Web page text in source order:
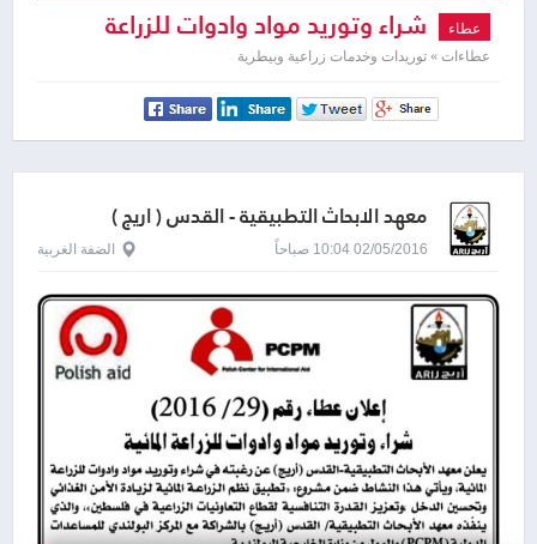
عطاء شراء وتوريد مواد وادوات للزراعة
المائية
عطاءات » توريدات وخدمات زراعية وبيطرية
معهد الابحاث التطبيقية - القدس ( اريج )
02/05/2016 10:04 صباحاً الضفة الغربية